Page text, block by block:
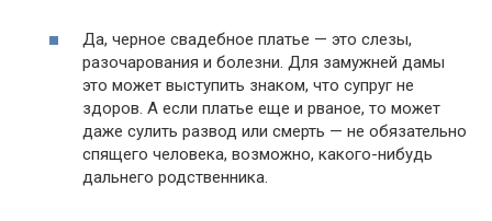
Да, черное свадебное платье — это слезы,
разочарования и болезни. Для замужней дамы
это может выступить знаком, что супруг не
здоров. А если платье еще и рваное, то может
даже сулить развод или смерть — не обязательно
спящего человека, возможно, какого-нибудь
дальнего родственника.